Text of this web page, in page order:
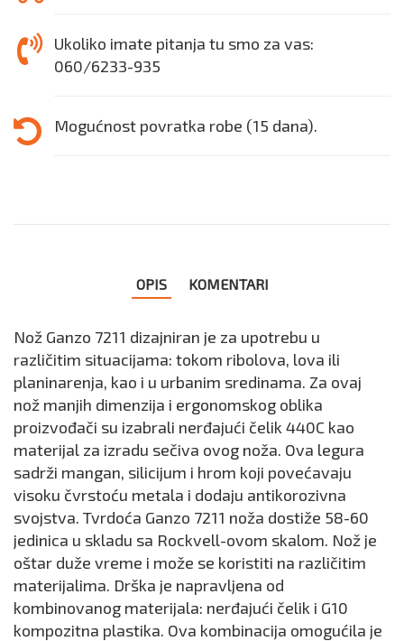
Ukoliko imate pitanja tu smo za vas:
060/6233-935
Mogućnost povratka robe (15 dana).
OPIS KOMENTARI
Nož Ganzo 7211 dizajniran je za upotrebu u
različitim situacijama: tokom ribolova, lova ili
planinarenja, kao i u urbanim sredinama. Za ovaj
nož manjih dimenzija i ergonomskog oblika
proizvođači su izabrali nerđajući čelik 440C kao
materijal za izradu sečiva ovog noža. Ova legura
sadrži mangan, silicijum i hrom koji povećavaju
visoku čvrstoću metala i dodaju antikorozivna
svojstva. Tvrdoća Ganzo 7211 noža dostiže 58-60
jedinica u skladu sa Rockvell-ovom skalom. Nož je
oštar duže vreme i može se koristiti na različitim
materijalima. Drška je napravljena od
kombinovanog materijala: nerđajući čelik i G10
kompozitna plastika. Ova kombinacija omogućila je